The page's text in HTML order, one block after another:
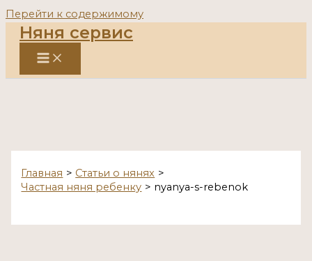
Перейти к содержимому
Няня сервис
Главная
Статьи о нянях
Частная няня ребенку
nyanya-s-rebenok